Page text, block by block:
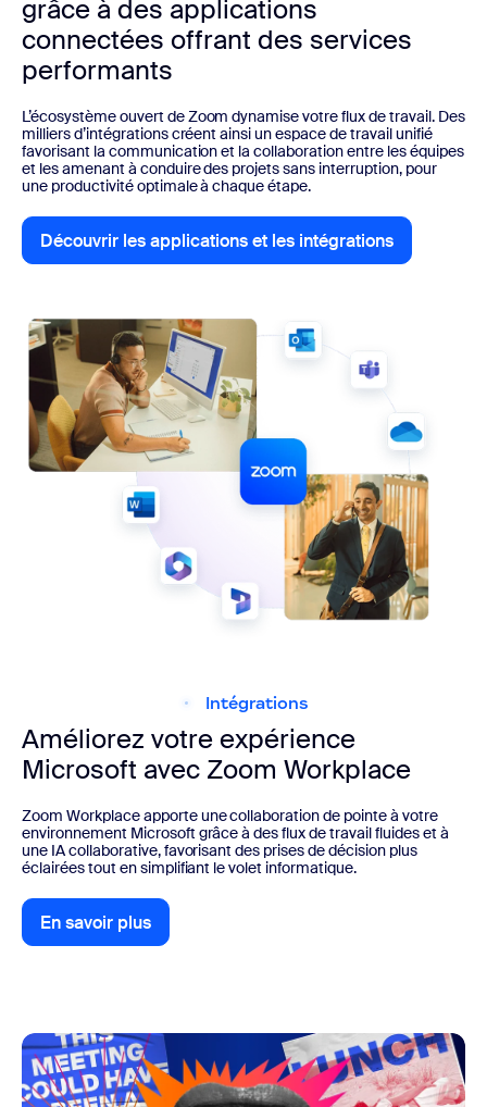
grâce à des applications
connectées offrant des services
performants
L’écosystème ouvert de Zoom dynamise votre flux de travail. Des
milliers d’intégrations créent ainsi un espace de travail unifié
favorisant la communication et la collaboration entre les équipes
et les amenant à conduire des projets sans interruption, pour
une productivité optimale à chaque étape.
Découvrir les applications et les intégrations
Découvrir les applications et les
Intégrations
Améliorez votre expérience
Microsoft avec Zoom Workplace
Zoom Workplace apporte une collaboration de pointe à votre
environnement Microsoft grâce à des flux de travail fluides et à
une IA collaborative, favorisant des prises de décision plus
éclairées tout en simplifiant le volet informatique.
En savoir plus
En savoir plus